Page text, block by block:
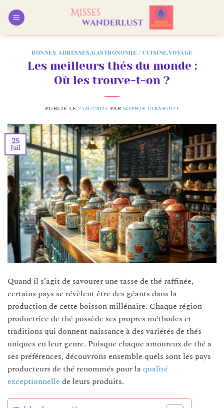
BONNES ADRESSES,GASTRONOMIE / CUISINE,VOYAGE
Les meilleurs thés du monde :
Où les trouve-t-on ?
PUBLIÉ LE25/07/2025 PAR SOPHIE GIRARDOT
25
Juil
Quand il s’agit de savourer une tasse de thé raffinée,
certains pays se révèlent être des géants dans la
production de cette boisson millénaire. Chaque région
productrice de thé possède ses propres méthodes et
traditions qui donnent naissance à des variétés de thés
uniques en leur genre. Puisque chaque amoureux de thé a
ses préférences, découvrons ensemble quels sont les pays
producteurs de thé renommés pour laqualité
exceptionnelle de leurs produits.